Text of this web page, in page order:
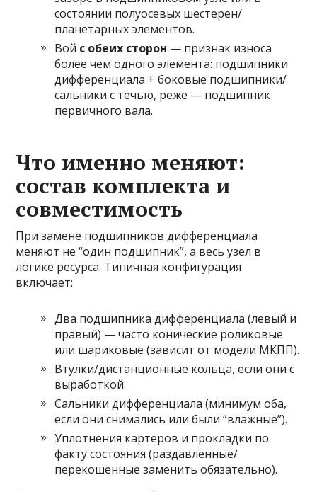
состоянии полуосевых шестерен/
планетарных элементов.
Вой с обеих сторон — признак износа
более чем одного элемента: подшипники
дифференциала + боковые подшипники/
сальники с течью, реже — подшипник
первичного вала.
Что именно меняют:
состав комплекта и
совместимость
При замене подшипников дифференциала
меняют не “один подшипник”, а весь узел в
логике ресурса. Типичная конфигурация
включает:
Два подшипника дифференциала (левый и
правый) — часто конические роликовые
или шариковые (зависит от модели МКПП).
Втулки/дистанционные кольца, если они с
выработкой.
Сальники дифференциала (минимум оба,
если они снимались или были “влажные”).
Уплотнения картеров и прокладки по
факту состояния (раздавленные/
перекошенные заменить обязательно).